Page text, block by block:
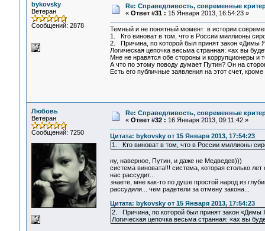
bykovsky
Ветеран
Сообщений: 2878
Re: Справедливость, современные
« Ответ #31 : 15 Января 2013, 16:54:23 »
Темный и не понятный момент в истории
1. Кто виноват в том, что в России миллионы
2. Причина, по которой был принят закон «Димы
Логическая цепочка весьма странная: «ах вы
Мне не нравятся обе стороны и коррупционеры и
А что по этому поводу думает Путин? Он на
Есть его публичные заявления на этот счет,
Любовь
Ветеран
Сообщений: 7250
Re: Справедливость, современные
« Ответ #32 : 16 Января 2013, 09:11:42 »
Цитата: bykovsky от 15 Января 2013, 17:54:23
1. Кто виноват в том, что в России миллионы
ну, наверное, Путин, и даже не Медведев)))
система виновата!!! система, которая столько
нас рассудит...
знаете, мне как-то по душе простой народ из
рассудили... чем радетели за отмену закона...
Цитата: bykovsky от 15 Января 2013, 17:54:23
2. Причина, по которой был принят закон «Димы
Логическая цепочка весьма странная: «ах вы